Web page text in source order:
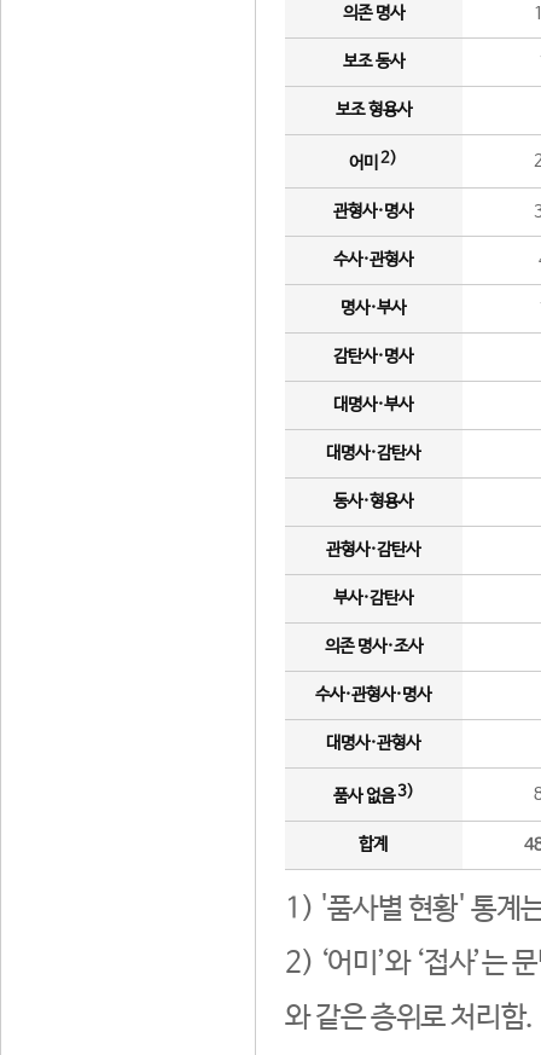
의존 명사
보조 동사
보조 형용사
어미 2)
관형사·명사
수사·관형사
명사·부사
감탄사·명사
대명사·부사
대명사·감탄사
동사·형용사
관형사·감탄사
부사·감탄사
의존 명사·조사
수사·관형사·명사
대명사·관형사
품사 없음3)
합계
1) '품사별 현황' 통계
2) ‘어미’와 ‘접사’는
와 같은 층위로 처리함.